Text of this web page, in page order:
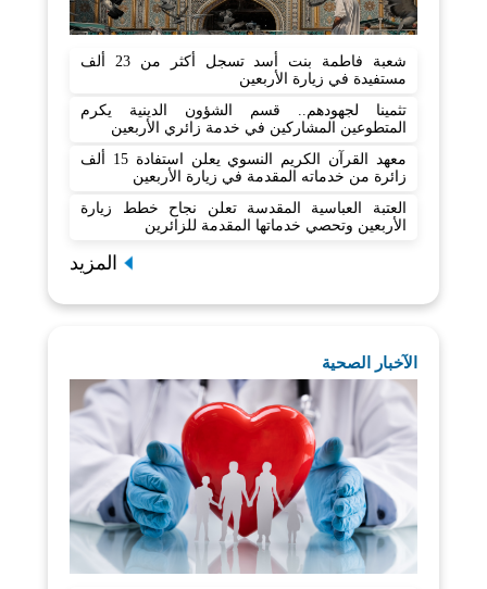
شعبة فاطمة بنت أسد تسجل أكثر من 23 ألف
مستفيدة في زيارة الأربعين
تثمينا لجهودهم.. قسم الشؤون الدينية يكرم
المتطوعين المشاركين في خدمة زائري الأربعين
معهد القرآن الكريم النسوي يعلن استفادة 15 ألف
زائرة من خدماته المقدمة في زيارة الأربعين
العتبة العباسية المقدسة تعلن نجاح خطط زيارة
الأربعين وتحصي خدماتها المقدمة للزائرين
المزيد
الآخبار الصحية